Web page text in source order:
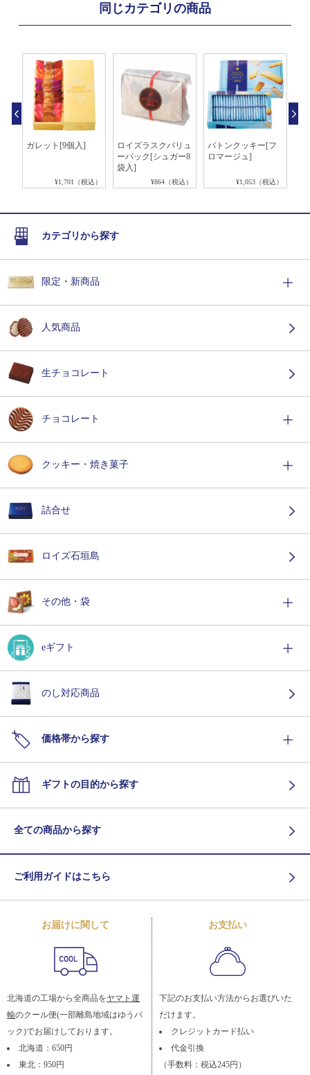
同じカテゴリの商品
ガレット[9個入]
¥1,701（税込）
ロイズラスクバリュ
ーパック[シュガー8
袋入]
¥864（税込）
バトンクッキー[フ
ロマージュ]
¥1,053（税込）
カテゴリから探す
限定・新商品
人気商品
生チョコレート
チョコレート
クッキー・焼き菓子
詰合せ
ロイズ石垣島
その他・袋
eギフト
のし対応商品
価格帯から探す
ギフトの目的から探す
全ての商品から探す
ご利用ガイドはこちら
お届けに関して
北海道の工場から全商品をヤマト運
輸のクール便(一部離島地域はゆうパ
ック)でお届けしております。
北海道：650円
東北：950円
お支払い
下記のお支払い方法からお選びいた
だけます。
クレジットカード払い
代金引換
（手数料：税込245円）